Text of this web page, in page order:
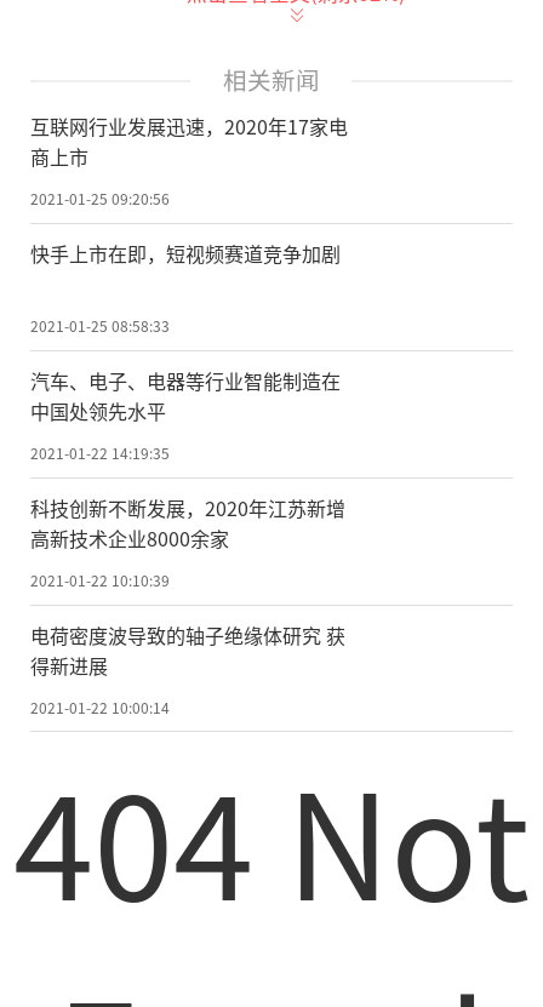
现构建全球量子网络。《自然》杂志审稿人
评价称，这是地球上最大、最先进的量子密
钥分发网络，是量子通信“巨大的工程性成
就”。
从32厘米到4600公里 通信距离提升超14
1989年，首个量子密钥分发(QKD)实验
在IBM公司的实验室内实现，当时的传输线路
只有32厘米。如今，在“墨子号”量子通信
实验卫星和“京沪干线”的交互下，经过两
年多稳定性、安全性测试，中国已经实现了4
600公里的量子保密通信网络，并为超过150
名用户提供服务。
量子密钥是依据量子不可克隆定理，一
个未知的量子态不能够被精确地复制，一旦
被测量也会被破坏。因此，一旦有人窃取并
但是，不可复制也有坏处，那就是工程
方案上无法像电信号一样被增强。光子通过
长距离光纤传输，必然会产生损耗。再加上
相关新闻
互联网行业发展迅速，2020年17家电
商上市
2021-01-25 09:20:56
快手上市在即，短视频赛道竞争加剧
2021-01-25 08:58:33
汽车、电子、电器等行业智能制造在
中国处领先水平
2021-01-22 14:19:35
科技创新不断发展，2020年江苏新增
高新技术企业8000余家
2021-01-22 10:10:39
电荷密度波导致的轴子绝缘体研究 获
得新进展
2021-01-22 10:00:14
404 Not